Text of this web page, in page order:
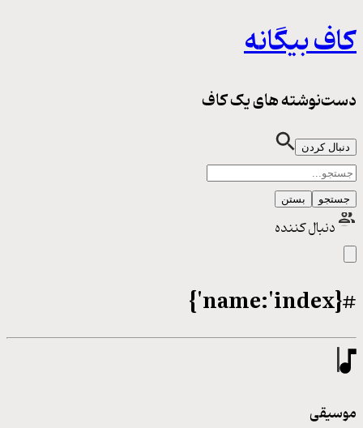
کاف بیگانه
دست‌نوشته های یک کاف
دنبال کردن
جستجو بستن
دنبال کننده
#{name:'index'}
موسیقی